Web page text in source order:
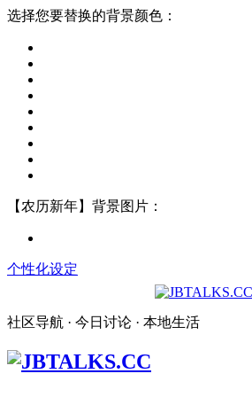
选择您要替换的背景颜色：
【农历新年】背景图片：
个性化设定
社区导航 · 今日讨论 · 本地生活